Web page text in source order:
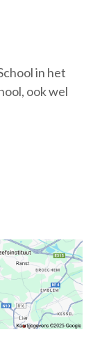
in het
ook wel